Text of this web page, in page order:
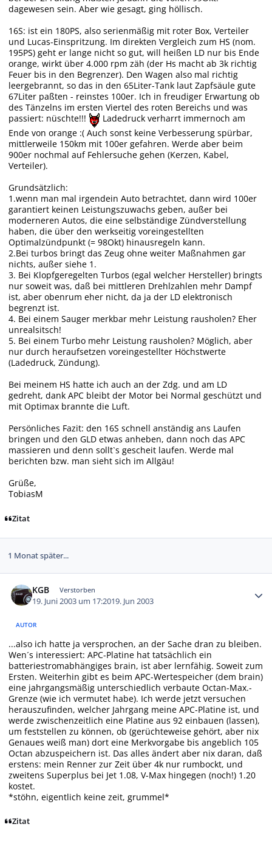
dagewesen sein. Aber wie gesagt, ging höllisch.
16S: ist ein 180PS, also serienmäßig mit roter Box, Verteiler
und Lucas-Einspritzung. Im direkten Vergleich zum HS (nom.
195PS) geht er lange nicht so gut, will heißen LD nur bis Ende
orange, wirkt über 4.000 rpm zäh (der Hs macht ab 3k richtig
Feuer bis in den Begrenzer). Den Wagen also mal richtig
leergebrannt, so das in den 65Liter-Tank laut Zapfsäule gute
67Liter paßten - reinstes 100er. Ich in freudiger Erwartung ob
des Tänzelns im ersten Viertel des roten Bereichs und was
passiert: nüschte!!!
Ladedruck verharrt immernoch am
Ende von orange :( Auch sonst keine Verbesserung spürbar,
mittlerweile 150km mit 100er gefahren. Werde aber beim
900er nochmal auf Fehlersuche gehen (Kerzen, Kabel,
Verteiler).
Grundsätzlich:
1.wenn man mal irgendein Auto betrachtet, dann wird 100er
garantiert keinen Leistungszuwachs geben, außer bei
moderneren Autos, die eine selbständige Zündverstellung
haben, die über den werkseitig voreingestellten
Optimalzündpunkt (= 98Okt) hinausregeln kann.
2.Bei turbos bringt das Zeug ohne weiter Maßnahmen gar
nichts, außer siehe 1.
3. Bei Klopfgeregelten Turbos (egal welcher Hersteller) bringts
nur soweit was, daß bei mittleren Drehlzahlen mehr Dampf
ist, aber obenrum eher nicht, da ja der LD elektronisch
begrenzt ist.
4. Bei einem Sauger merkbar mehr Leistung rausholen? Eher
unrealsitsch!
5. Bei einem Turbo mehr Leistung rausholen? Möglich, aber
nur durch heraufsetzen voreingestellter Höchstwerte
(Ladedruck, Zündung).
Bei meinem HS hatte ich auch an der Zdg. und am LD
gedreht, dank APC bleibt der Motor bei Normal geschützt und
mit Optimax brannte die Luft.
Persönliches Fazit: den 16S schnell anständig ans Laufen
bringen und den GLD etwas anheben, dann noch das APC
massieren und denn sollt`s gescheit laufen. Werde mal
berichten bzw. man sieht sich im Allgäu!
Grüße,
TobiasM
Zitat
1 Monat später...
KGB Verstorben
19. Juni 2003 um 17:2019. Jun 2003
AUTOR
...also ich hatte ja versprochen, an der Sache dran zu bleiben.
Wen´s interessiert: APC-Platine hat tatsächlich ein
batteriestromabhängiges brain, ist aber lernfähig. Soweit zum
Ersten. Weiterhin gibt es beim APC-Wertespeicher (dem brain)
eine jahrgangsmäßig unterschiedlich verbaute Octan-Max.-
Grenze (wie ich vermutet habe). Ich werde jetzt versuchen
herauszufinden, welcher Jahrgang meine APC-Platine ist, und
werde zwischenzeitlich eine Platine aus 92 einbauen (lassen),
um feststellen zu können, ob (gerüchteweise gehört, aber nix
Genaues weiß man) dort eine Merkvorgabe bis angeblich 105
Octan abzuspeichern ist. Das alles ändert aber nix daran, daß
erstens: mein Renner zur Zeit über 4k nur rumbockt, und
zweitens Superplus bei Jet 1.08, V-Max hingegen (noch!) 1.20
kostet.
*stöhn, eigentlich keine zeit, grummel*
Zitat